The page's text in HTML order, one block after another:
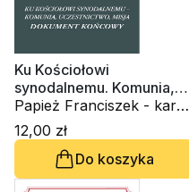
Ku Kościołowi
synodalnemu. Komunia,
uczestnictwo, misja.
Dokument końcowy
Papież Franciszek - kard.
Jorge Mario Bergoglio
12,00 zł
Do koszyka